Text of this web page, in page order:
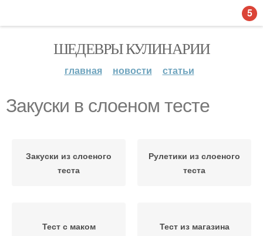
ШЕДЕВРЫ КУЛИНАРИИ
главная новости статьи
Закуски в слоеном тесте
Закуски из слоеного
теста
Рулетики из слоеного
теста
Тест с маком Тест из магазина
5